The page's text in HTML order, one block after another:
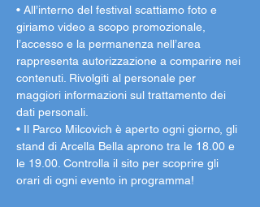
• All’interno del festival scattiamo foto e
giriamo video a scopo promozionale,
l’accesso e la permanenza nell’area
rappresenta autorizzazione a comparire nei
contenuti. Rivolgiti al personale per
maggiori informazioni sul trattamento dei
dati personali.
• Il Parco Milcovich è aperto ogni giorno, gli
stand di Arcella Bella aprono tra le 18.00 e
le 19.00. Controlla il sito per scoprire gli
orari di ogni evento in programma!